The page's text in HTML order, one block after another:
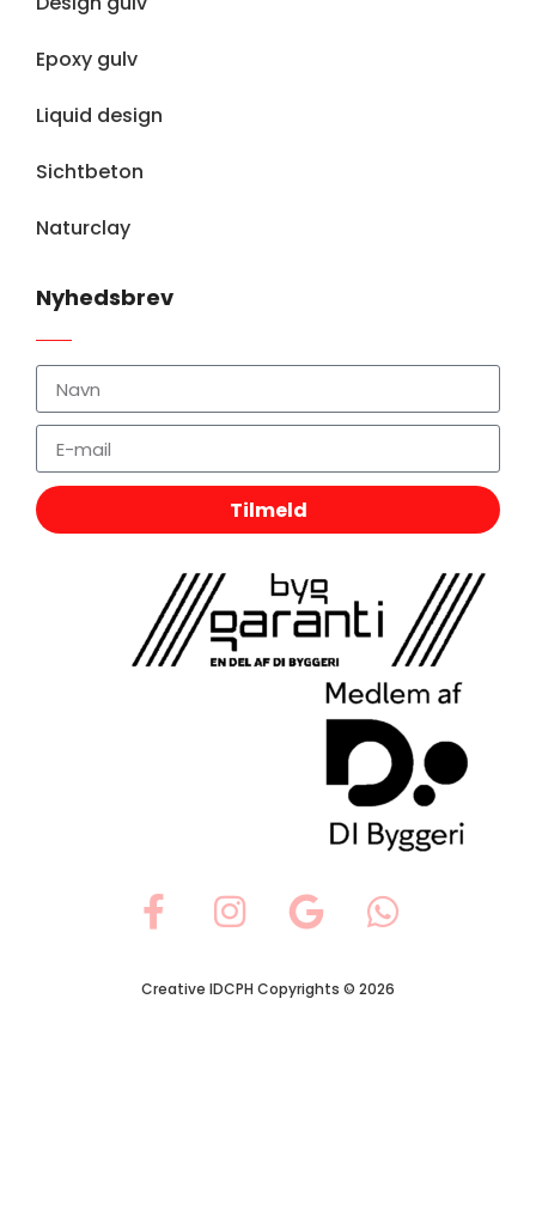
Epoxy gulv
Liquid design
Sichtbeton
Naturclay
Nyhedsbrev
Tilmeld
Creative IDCPH Copyrights © 2026